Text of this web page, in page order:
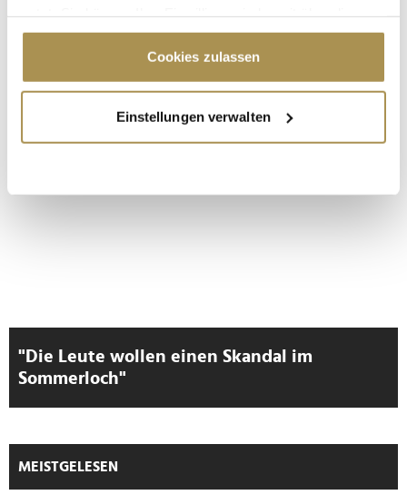
Cookie-Erklärung oder durch Klicken auf das Privacy
Trigger Symbol ändern oder widerrufen
Informationen über Ihre geografische Lage
erfassen, welche bis auf einige Meter genau sein
Wir verwenden Cookies, um Inhalte und Anzeigen zu
personalisieren, Funktionen für soziale Medien anbieten
zu können und die Zugriffe auf unsere Website zu
Verwendung unserer Website an unsere Partner für
Cookies zulassen
Einstellungen verwalten
* Pflichtfelder.
LEADERSNET.TV
"Die Leute wollen einen Skandal im
Sommerloch"
MEISTGELESEN